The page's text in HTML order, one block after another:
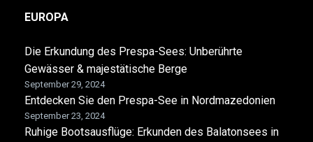
EUROPA
Die Erkundung des Prespa-Sees: Unberührte
Gewässer & majestätische Berge
September 29, 2024
Entdecken Sie den Prespa-See in Nordmazedonien
September 23, 2024
Ruhige Bootsausflüge: Erkunden des Balatonsees in